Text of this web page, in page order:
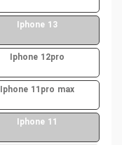
Iphone 13
Iphone 12pro
Iphone 11pro max
Iphone 11